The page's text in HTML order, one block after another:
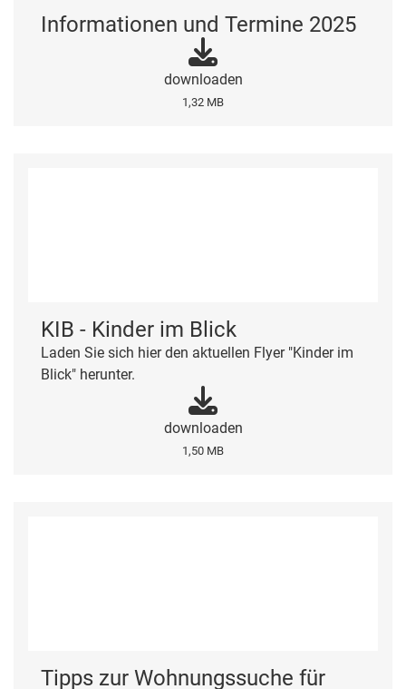
Informationen und Termine 2025
downloaden
1,32 MB
KIB - Kinder im Blick
Laden Sie sich hier den aktuellen Flyer "Kinder im
Blick" herunter.
downloaden
1,50 MB
Tipps zur Wohnungssuche für